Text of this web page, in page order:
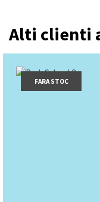
Alti clienti
FARA STOC